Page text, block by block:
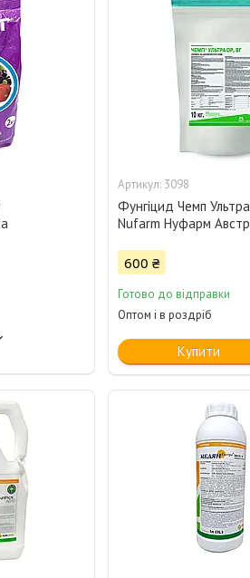
3098
Фунгіцид Чемп
Nufarm Нуфарм
600 ₴
Готово до відправки
Оптом і в роздріб
Купити